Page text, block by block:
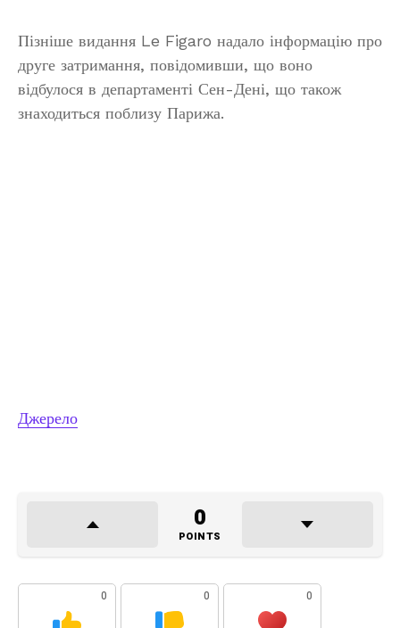
Пізніше видання Le Figaro надало інформацію про
друге затримання, повідомивши, що воно
відбулося в департаменті Сен-Дені, що також
знаходиться поблизу Парижа.
Джерело
0
POINTS
0 0 0